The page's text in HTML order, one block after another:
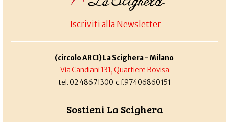
Iscriviti alla Newsletter
(circolo ARCI) La Scighera - Milano
Via Candiani 131, Quartiere Bovisa
tel. 02 48671300 c.f.97406860151
Sostieni La Scighera